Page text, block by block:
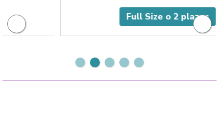
Full Size o 2 plazas